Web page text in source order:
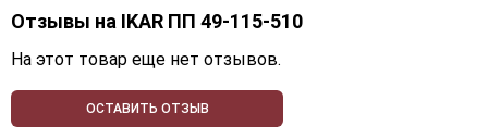
Отзывы на IKAR ПП 49-115-510
На этот товар еще нет отзывов.
ОСТАВИТЬ ОТЗЫВ